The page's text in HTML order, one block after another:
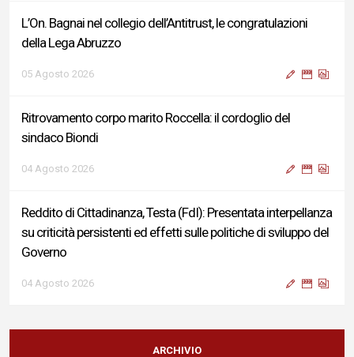
L’On. Bagnai nel collegio dell’Antitrust, le congratulazioni
della Lega Abruzzo
05 Agosto 2026
Ritrovamento corpo marito Roccella: il cordoglio del
sindaco Biondi
04 Agosto 2026
Reddito di Cittadinanza, Testa (FdI): Presentata interpellanza
su criticità persistenti ed effetti sulle politiche di sviluppo del
Governo
04 Agosto 2026
Sigismondi, Liris e Testa: “Profondo cordoglio e vicinanza al
Ministro Roccella e alla sua famiglia”
ARCHIVIO